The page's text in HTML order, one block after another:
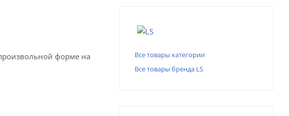
форме на
Все товары категории
Все товары бренда LS